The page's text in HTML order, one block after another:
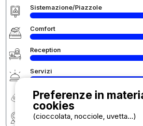
Sistemazione/Piazzole
Comfort
Reception
Servizi
Rapporto qualità/prezzo
Regione
Preferenze in
cookies
(cioccolata, nocciole, uvetta...)